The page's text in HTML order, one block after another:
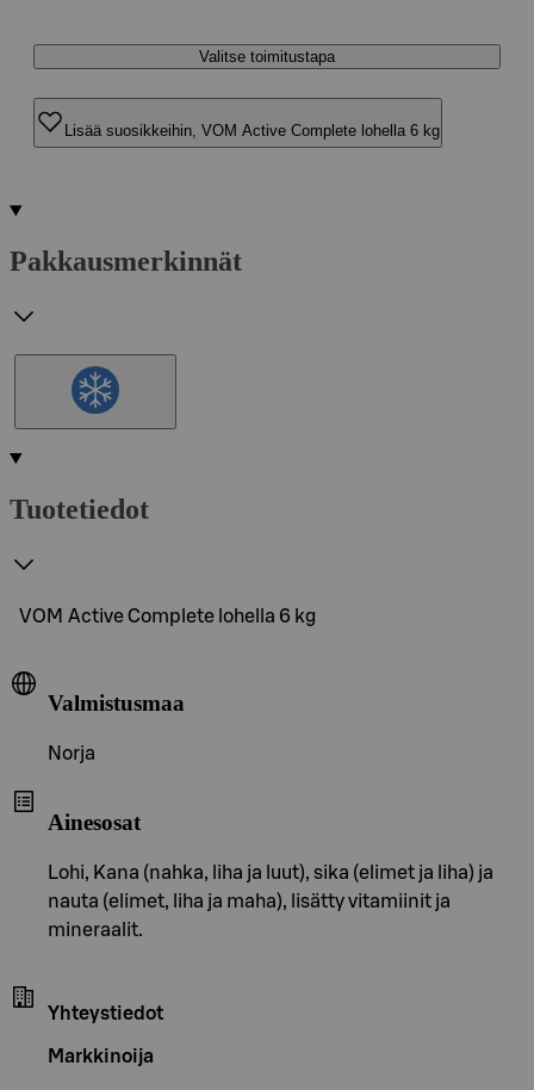
Valitse toimitustapa
Lisää suosikkeihin, VOM Active Complete lohella 6 kg
Pakkausmerkinnät
Tuotetiedot
VOM Active Complete lohella 6 kg
Valmistusmaa
Norja
Ainesosat
Lohi, Kana (nahka, liha ja luut), sika (elimet ja liha) ja
nauta (elimet, liha ja maha), lisätty vitamiinit ja
mineraalit.
Yhteystiedot
Markkinoija